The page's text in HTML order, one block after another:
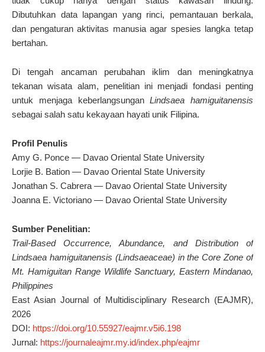
Dibutuhkan data lapangan yang rinci, pemantauan berkala,
dan pengaturan aktivitas manusia agar spesies langka tetap
bertahan.
Di tengah ancaman perubahan iklim dan meningkatnya
tekanan wisata alam, penelitian ini menjadi fondasi penting
untuk menjaga keberlangsunganLindsaea hamiguitanensis
sebagai salah satu kekayaan hayati unik Filipina.
Profil Penulis
Amy G. Ponce — Davao Oriental State University
Lorjie B. Bation — Davao Oriental State University
Jonathan S. Cabrera — Davao Oriental State University
Joanna E. Victoriano — Davao Oriental State University
Sumber Penelitian:
Trail-Based Occurrence, Abundance, and Distribution of
Lindsaea hamiguitanensis (Lindsaeaceae) in the Core Zone of
Mt. Hamiguitan Range Wildlife Sanctuary, Eastern Mindanao,
Philippines
East Asian Journal of Multidisciplinary Research (EAJMR),
2026
DOI: https://doi.org/10.55927/eajmr.v5i6.198
Jurnal: https://journaleajmr.my.id/index.php/eajmr